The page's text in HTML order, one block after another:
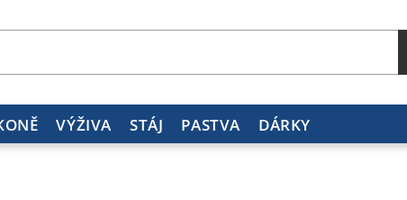
VÝŽIVA STÁJ PASTVA DÁRKY